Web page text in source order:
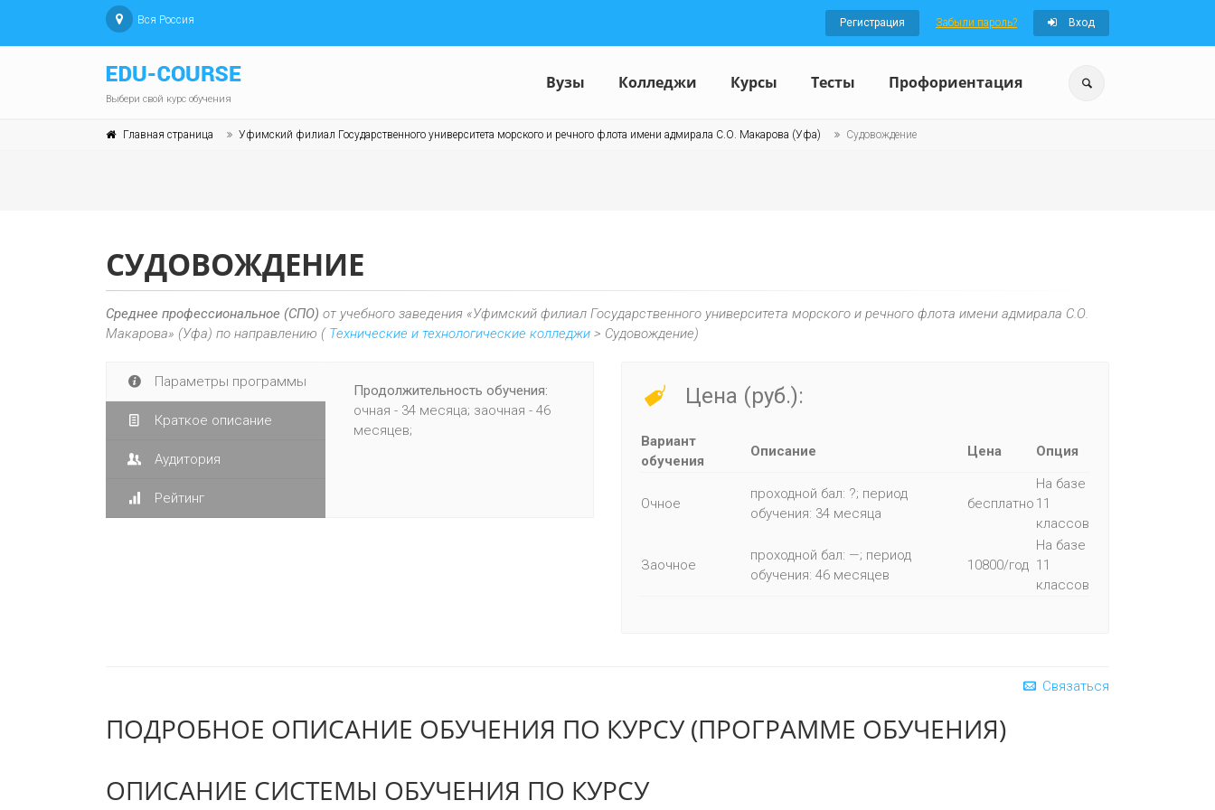
Вся Россия Регистрация Забыли пароль? Вход
Выбери свой курс обучения
Вузы Колледжи Курсы Тесты Профориентация
Главная страница Уфимский филиал Государственного университета морского и речного флота имени адмирала С.О. Макарова (Уфа) Судовождение
СУДОВОЖДЕНИЕ
Среднее профессиональное (СПО) от учебного заведения «Уфимский филиал Государственного университета морского и речного флота имени адмирала С.О.
Макарова» (Уфа) по направлению ( Технические и технологические колледжи > Судовождение)
Параметры программы
Краткое описание
Аудитория
Рейтинг
Продолжительность обучения:
очная - 34 месяца; заочная - 46
месяцев;
Цена (руб.):
Вариант
обучения
Описание Цена Опция
Очное
проходной бал: ?; период
обучения: 34 месяца
бесплатно
На базе
11
классов
Заочное
проходной бал: —; период
обучения: 46 месяцев
10800/год
На базе
11
классов
Связаться
ПОДРОБНОЕ ОПИСАНИЕ ОБУЧЕНИЯ ПО КУРСУ (ПРОГРАММЕ ОБУЧЕНИЯ)
ОПИСАНИЕ СИСТЕМЫ ОБУЧЕНИЯ ПО КУРСУ